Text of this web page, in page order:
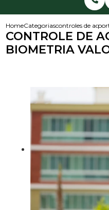
HomeCategoriascontroles de
CONTROLE DE
BIOMETRIA